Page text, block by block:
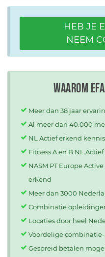
HEB JE
NEEM
Waarom
Meer dan 38 jaar
Al meer dan 40.000
NL Actief erkend
Fitness A en B NL
NASM PT Europe Active
erkend
Meer dan 3000
Combinatie
Locaties door heel
Voordelige
Gespreid betalen